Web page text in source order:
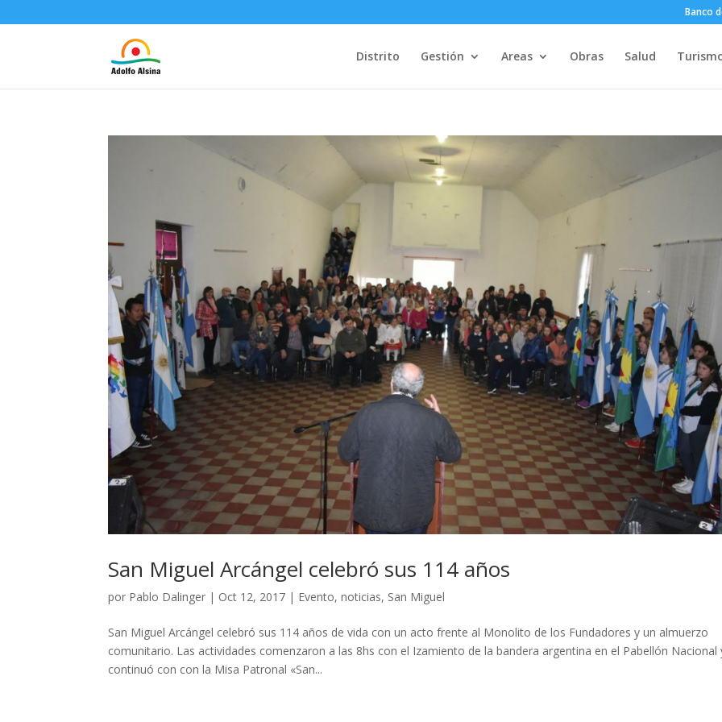
Banco
Distrito Gestión Areas Obras Salud
San Miguel Arcángel celebró sus 114 años
por Pablo Dalinger | Oct 12, 2017 | Evento,noticias, San Miguel
San Miguel Arcángel celebró sus 114 años de vida con un acto frente al Monolito de los Fundadores y un almuerzo
comunitario. Las actividades comenzaron a las 8hs con el Izamiento de la bandera argentina en el Pabellón Nacional
continuó con con la Misa Patronal «San...